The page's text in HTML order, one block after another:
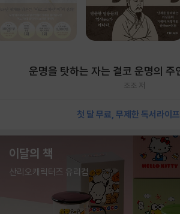
운명을 탓하는 자는 결코 운명의 주
조조 저
첫 달 무료, 무제한 독서라이프
이달의 책
산리오캐릭터즈 유리컵